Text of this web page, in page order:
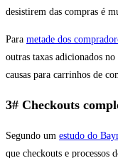
desistirem das compras é
Para metade dos
outras taxas adicionados
causas para carrinhos de
3# Checkouts
Segundo um estudo do
que checkouts e processos